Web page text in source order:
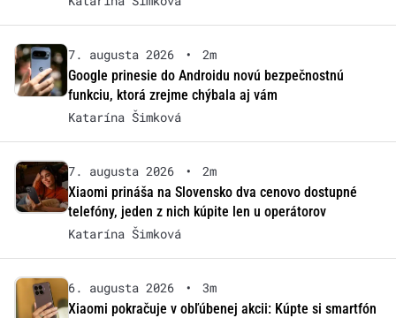
7. augusta 2026 •
2m
Google prinesie do Androidu novú bezpečnostnú
funkciu, ktorá zrejme chýbala aj vám
Katarína Šimková
7. augusta 2026 •
2m
Xiaomi prináša na Slovensko dva cenovo dostupné
telefóny, jeden z nich kúpite len u operátorov
Katarína Šimková
6. augusta 2026 •
3m
Xiaomi pokračuje v obľúbenej akcii: Kúpte si smartfón